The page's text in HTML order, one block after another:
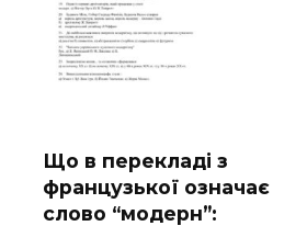
Що в перекладі з
французької означає
слово “модерн”: